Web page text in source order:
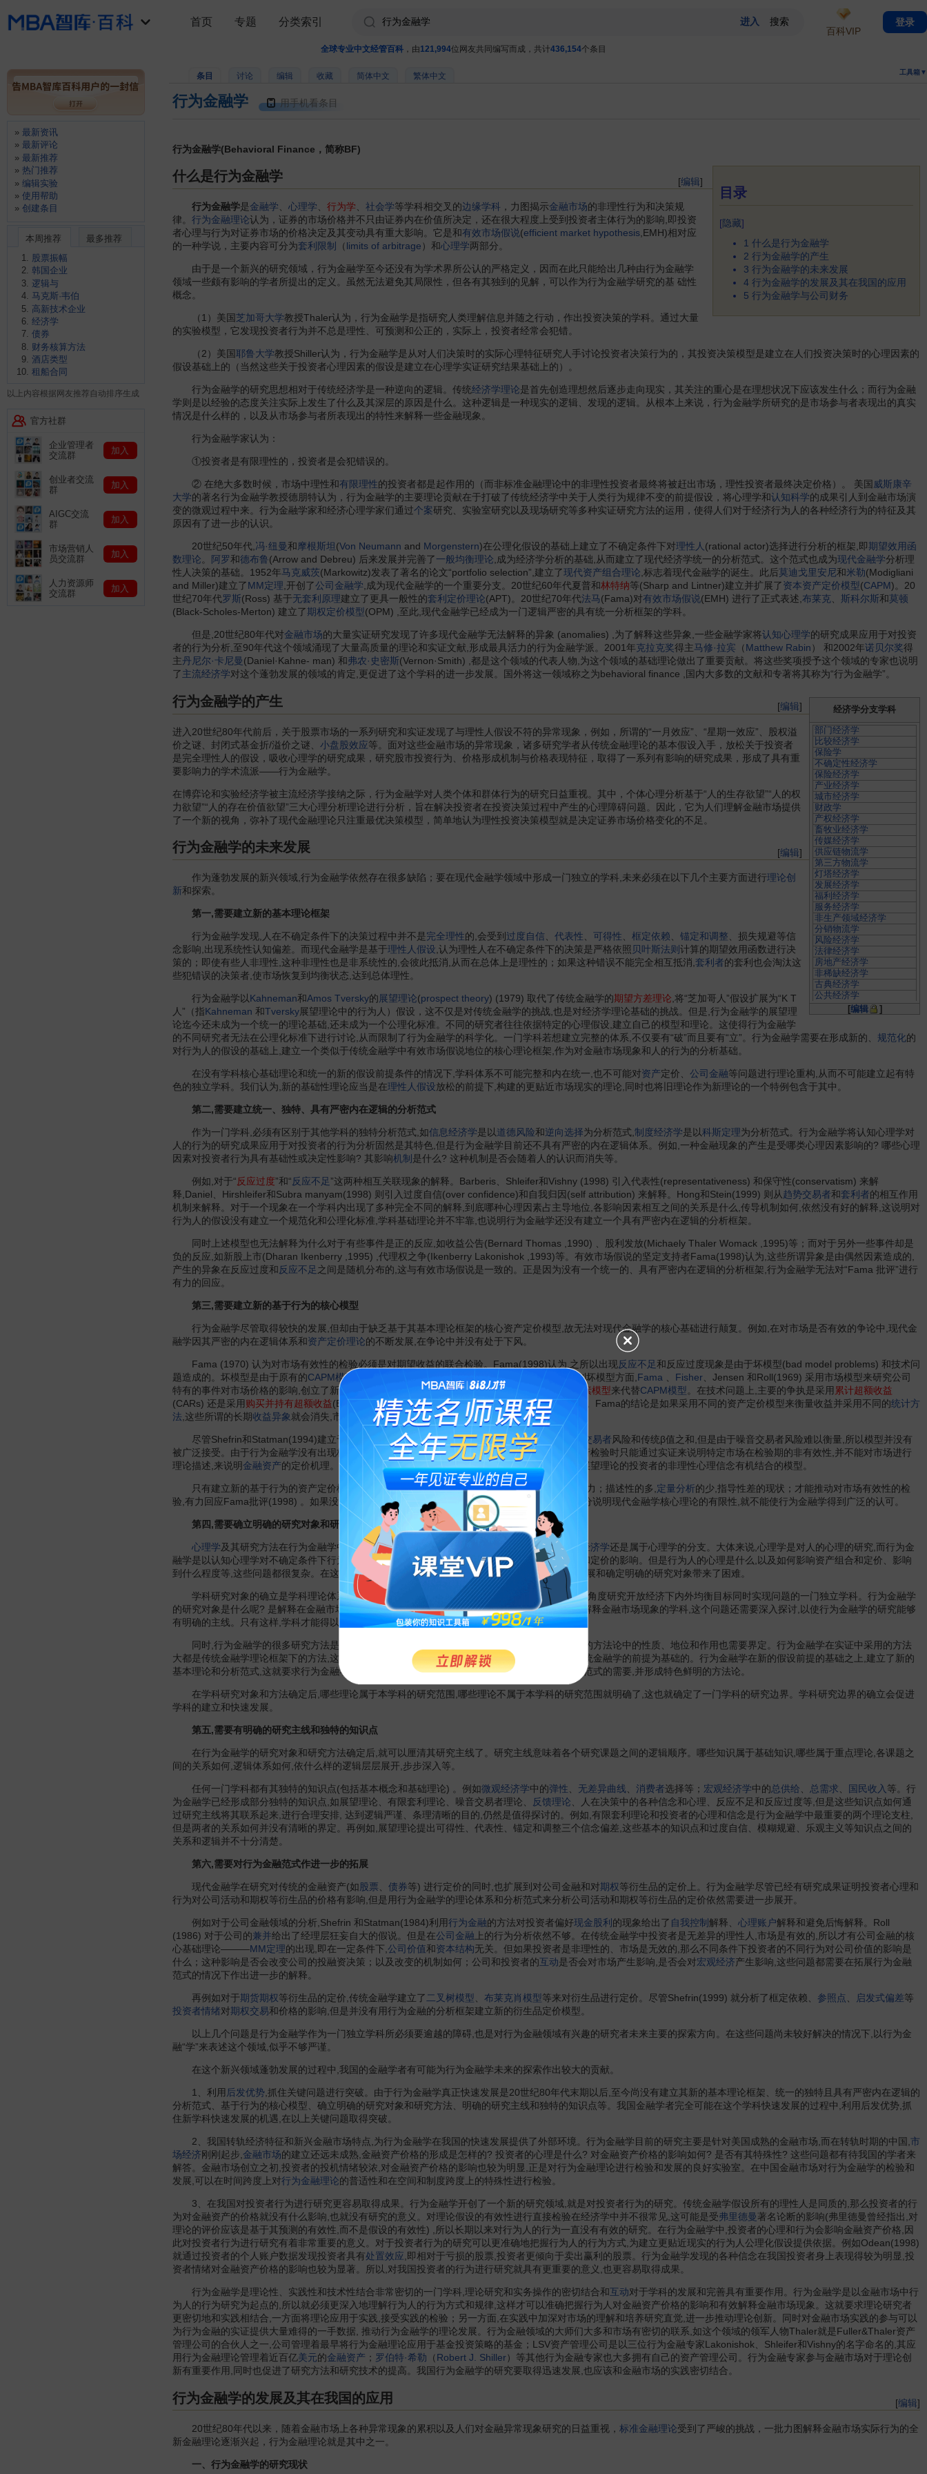
全球专业中文经管百科 ，由121,994位网友共同编写而成，共计436,154个条目
条目 讨论 编辑 收藏 简体中文 繁体中文 工具箱▼
行为金融学 用手机看条目
行为金融学(Behavioral Finance，简称BF)
目录
[隐藏]
1 什么是行为金融学
2 行为金融学的产生
3 行为金融学的未来发展
4 行为金融学的发展及其在我国的应用
5 行为金融学与公司财务
[编辑]
什么是行为金融学
行为金融学是金融学、 心理学、 行为学、 社会学等学科相交叉的边缘学科 ，力图揭示金融市场的非理性行为和决策规
律。 行为金融理论认为，证券的市场价格并不只由证券内在价值所决定，还在很大程度上受到投资者主体行为的影响,即投资
者心理与行为对证券市场的价格决定及其变动具有重大影响。它是和有效市场假说(efficient market hypothesis,EMH)相对应
的一种学说，主要内容可分为套利限制 （limits of arbitrage）和心理学两部分。
由于是一个新兴的研究领域，行为金融学至今还没有为学术界所公认的严格定义，因而在此只能给出几种由行为金融学
领域一些颇有影响的学者所提出的定义。虽然无法避免其局限性，但各有其独到的见解，可以作为行为金融学研究的基 础性
概念。
（1）美国芝加哥大学教授Thaler认为，行为金融学是指研究人类理解信息并随之行动，作出投资决策的学科。通过大量
的实验模型，它发现投资者行为并不总是理性、可预测和公正的，实际上，投资者经常会犯错。
（2）美国耶鲁大学教授Shiller认为，行为金融学是从对人们决策时的实际心理特征研究人手讨论投资者决策行为的，其投资决策模型是建立在人们投资决策时的心理因素的
假设基础上的（当然这些关于投资者心理因素的假设是建立在心理学实证研究结果基础上的）。
行为金融学的研究思想相对于传统经济学是一种逆向的逻辑。传统经济学理论是首先创造理想然后逐步走向现实，其关注的重心是在理想状况下应该发生什么；而行为金融
学则是以经验的态度关注实际上发生了什么及其深层的原因是什么。这种逻辑是一种现实的逻辑、发现的逻辑。从根本上来说，行为金融学所研究的是市场参与者表现出的真实
情况是什么样的，以及从市场参与者所表现出的特性来解释一些金融现象。
行为金融学家认为：
①投资者是有限理性的，投资者是会犯错误的。
② 在绝大多数时候，市场中理性和有限理性的投资者都是起作用的（而非标准金融理论中的非理性投资者最终将被赶出市场，理性投资者最终决定价格）。 美国 威斯康辛
大学的著名行为金融学教授德朋特认为，行为金融学的主要理论贡献在于打破了传统经济学中关于人类行为规律不变的前提假设，将心理学和认知科学的成果引人到金融市场演
变的微观过程中来。行为金融学家和经济心理学家们通过个案研究、实验室研究以及现场研究等多种实证研究方法的运用，使得人们对于经济行为人的各种经济行为的特征及其
原因有了进一步的认识。
20世纪50年代,冯·纽曼和摩根斯坦(Von Neumann and Morgenstern)在公理化假设的基础上建立了不确定条件下对理性人 (rational actor)选择进行分析的框架,即期望效用函
数理论。 阿罗和德布鲁(Arrow and Debreu) 后来发展并完善了一般均衡理论,成为经济学分析的基础,从而建立了现代经济学统一的分析范式。这个范式也成为现代金融学分析理
性人决策的基础。1952年马克威茨(Markowitz)发表了著名的论文“portfolio selection”,建立了现代资产组合理论,标志着现代金融学的诞生。此后莫迪戈里安尼和米勒(Modigliani
and Miller)建立了MM定理,开创了公司金融学,成为现代金融学的一个重要分支。20世纪60年代夏普和林特纳等(Sharp and Lintner)建立并扩展了资本资产定价模型(CAPM)。20
世纪70年代罗斯(Ross) 基于无套利原理建立了更具一般性的套利定价理论(APT)。20世纪70年代法马(Fama)对有效市场假说(EMH) 进行了正式表述,布莱克、 斯科尔斯和莫顿
(Black-Scholes-Merton) 建立了期权定价模型(OPM) ,至此,现代金融学已经成为一门逻辑严密的具有统一分析框架的学科。
但是,20世纪80年代对金融市场的大量实证研究发现了许多现代金融学无法解释的异象 (anomalies) ,为了解释这些异象,一些金融学家将认知心理学的研究成果应用于对投资
者的行为分析,至90年代这个领域涌现了大量高质量的理论和实证文献,形成最具活力的行为金融学派。2001年克拉克奖得主马修·拉宾 （Matthew Rabin） 和2002年诺贝尔奖得
主丹尼尔·卡尼曼(Daniel·Kahne- man) 和弗农·史密斯(Vernon·Smith) ,都是这个领域的代表人物,为这个领域的基础理论做出了重要贡献。将这些奖项授予这个领域的专家也说明
了主流经济学对这个蓬勃发展的领域的肯定,更促进了这个学科的进一步发展。国外将这一领域称之为behavioral finance ,国内大多数的文献和专著将其称为“行为金融学”。
经济学分支学科
部门经济学
比较经济学
保险学
不确定性经济学
保险经济学
产业经济学
城市经济学
财政学
产权经济学
畜牧业经济学
传媒经济学
供应链物流学
第三方物流学
灯塔经济学
发展经济学
福利经济学
服务经济学
非生产领域经济学
分销物流学
风险经济学
法律经济学
房地产经济学
非稀缺经济学
古典经济学
公共经济学
国际经济学
规模经济学
公司金融学
工业经济学
国土经济学
过剩经济学
国际金融学
公共管理学
环境经济学
后勤学
混沌经济学
计量经济学
结构经济学
教育经济学
经营经济学
基本建设经济学
金融工程学
实验金融学
金融市场学
经济控制论
价格经济学
建筑经济学
金融经济学
经济伦理学
经济地理学
经济社会学
家庭经济学
科学经济学
凯恩斯经济学
空间经济学
开发经济学
会计公共关系学
劳动经济学
劳务经济学
劳权经济学
农村经济学
农业经济学
新经济地理学
品牌生态学
品牌经济学
品牌学
区域经济学
歧视经济学
人事管理经济学
生产力经济学
数量经济学
世界经济学
实证经济学
实验经济学
商业经济学
水利经济学
商业地理学
投入产出经济学
土地经济学
图书馆经济学
微观经济学
物流管理学
物流学
物流技术学
物流会计学
物流经济学
维基经济学
微观信息经济学
消费经济学
心理经济学
信息经济学
新制度经济学
行为经济学
现代物流学
宪政经济学
新货币经济学
新自由主义经济学
[编辑 ]
[编辑]
行为金融学的产生
进入20世纪80年代前后，关于股票市场的一系列研究和实证发现了与理性人假设不符的异常现象，例如，所谓的“一月效应”、“星期一效应”、股权溢
价之谜、封闭式基金折/溢价之谜、 小盘股效应等。面对这些金融市场的异常现象，诸多研究学者从传统金融理论的基本假设入手，放松关于投资者
是完全理性人的假设，吸收心理学的研究成果，研究股市投资行为、价格形成机制与价格表现特征，取得了一系列有影响的研究成果，形成了具有重
要影响力的学术流派——行为金融学。
在博弈论和实验经济学被主流经济学接纳之际，行为金融学对人类个体和群体行为的研究日益重视。其中，个体心理分析基于“人的生存欲望”“人的权
力欲望”“人的存在价值欲望”三大心理分析理论进行分析，旨在解决投资者在投资决策过程中产生的心理障碍问题。因此，它为人们理解金融市场提供
了一个新的视角，弥补了现代金融理论只注重最优决策模型，简单地认为理性投资决策模型就是决定证券市场价格变化的不足。
[编辑]
行为金融学的未来发展
作为蓬勃发展的新兴领域,行为金融学依然存在很多缺陷；要在现代金融学领域中形成一门独立的学科,未来必须在以下几个主要方面进行理论创
新和探索。
第一,需要建立新的基本理论框架
行为金融学发现,人在不确定条件下的决策过程中并不是完全理性的,会受到 过度自信、 代表性、 可得性、 框定依赖、 锚定和调整、损失规避等信
念影响,出现系统性认知偏差。而现代金融学是基于理性人假设,认为理性人在不确定条件下的决策是严格依照 贝叶斯法则 计算的期望效用函数进行决
策的；即使有些人非理性,这种非理性也是非系统性的,会彼此抵消,从而在总体上是理性的；如果这种错误不能完全相互抵消,套利者的套利也会淘汰这
些犯错误的决策者,使市场恢复到均衡状态,达到总体理性。
行为金融学以Kahneman和Amos Tversky的 展望理论(prospect theory) (1979) 取代了传统金融学的期望方差理论,将“芝加哥人”假设扩展为“K T
人”（指Kahneman 和Tversky展望理论中的行为人）假设，这不仅是对传统金融学的挑战,也是对经济学理论基础的挑战。但是,行为金融学的展望理
论迄今还未成为一个统一的理论基础,还未成为一个公理化标准。不同的研究者往往依据特定的心理假设,建立自己的模型和理论。这使得行为金融学
的不同研究者无法在公理化标准下进行讨论,从而限制了行为金融学的科学化。一门学科若想建立完整的体系,不仅要有“破”而且要有“立”。行为金融学需要在形成新的、 规范化的
对行为人的假设的基础上,建立一个类似于传统金融学中有效市场假说地位的核心理论框架,作为对金融市场现象和人的行为的分析基础。
在没有学科核心基础理论和统一的新的假设前提条件的情况下,学科体系不可能完整和内在统一,也不可能对资产定价、 公司金融等问题进行理论重构,从而不可能建立起有特
色的独立学科。我们认为,新的基础性理论应当是在理性人假设放松的前提下,构建的更贴近市场现实的理论,同时也将旧理论作为新理论的一个特例包含于其中。
第二,需要建立统一、独特、具有严密内在逻辑的分析范式
作为一门学科,必须有区别于其他学科的独特分析范式,如信息经济学是以道德风险和逆向选择为分析范式,制度经济学是以科斯定理为分析范式。行为金融学将认知心理学对
人的行为的研究成果应用于对投资者的行为分析固然是其特色,但是行为金融学目前还不具有严密的内在逻辑体系。例如,一种金融现象的产生是受哪类心理因素影响的? 哪些心理
因素对投资者行为具有基础性或决定性影响? 其影响机制 是什么? 这种机制是否会随着人的认识而消失等。
例如,对于“反应过度”和“反应不足”这两种相互关联现象的解释。Barberis、Shleifer和Vishny (1998) 引入代表性(representativeness) 和保守性(conservatism) 来解
释,Daniel、Hirshleifer和Subra manyam(1998) 则引入过度自信(over confidence)和自我归因(self attribution) 来解释。Hong和Stein(1999) 则从趋势交易者和套利者的相互作用
机制来解释。对于一个现象在一个学科内出现了多种完全不同的解释,到底哪种心理因素占主导地位,各影响因素相互之间的关系是什么,传导机制如何,依然没有好的解释,这说明对
行为人的假设没有建立一个规范化和公理化标准,学科基础理论并不牢靠,也说明行为金融学还没有建立一个具有严密内在逻辑的分析框架。
同时上述模型也无法解释为什么对于有些事件是正的反应,如收益公告(Bernard Thomas ,1990) 、股利发放(Michaely Thaler Womack ,1995)等；而对于另外一些事件却是
负的反应,如新股上市(Dharan Ikenberry ,1995) ,代理权之争(Ikenberry Lakonishok ,1993)等。有效市场假说的坚定支持者Fama(1998)认为,这些所谓异象是由偶然因素造成的,
产生的异象在反应过度和反应不足之间是随机分布的,这与有效市场假说是一致的。正是因为没有一个统一的、具有严密内在逻辑的分析框架,行为金融学无法对“Fama 批评”进行
有力的回应。
第三,需要建立新的基于行为的核心模型
行为金融学尽管取得较快的发展,但却由于缺乏基于其基本理论框架的核心资产定价模型,故无法对现代金融学的核心基础进行颠复。例如,在对市场是否有效的争论中,现代金
融学因其严密的内在逻辑体系和资产定价理论的不断发展,在争论中并没有处于下风。
Fama (1970) 认为对市场有效性的检验必须是对期望收益的联合检验。Fama(1998)认为,之所以出现反应不足和反应过度现象是由于坏模型(bad model problems) 和技术问
题造成的。坏模型是由于原有的CAPM模型 和模型预测的系统性偏差。在限制坏模型方面,Fama 、 Fisher、Jensen 和Roll(1969) 采用市场模型来研究公司
特有的事件对市场价格的影响,创立了新的事件分析的研究方法；Fama和French(1996) 建立
三要素模型来代替CAPM模型。在技术问题上,主要的争执是采用 累计超额收益
(CARs) 还是采用 购买并持有超额收益(BHARs) ；统计偏差；是采用价值权重还是等值权重等方面。Fama的结论是如果采用不同的资产定价模型来衡量收益并采用不同的统计方
法,这些所谓的长期收益异象就会消失,市场依然是有效的。
尽管Shefrin和Statman(1994)建立于 行为资产定价模型(BAPM) ,将CAPM中的β值扩大为 噪音交易者 风险和传统β值之和,但是由于噪音交易者风险难以衡量,所以模型并没有
被广泛接受。由于行为金融学没有出现核心的基于行为的资产定价模型,因此在对于市场有效性进行检验时只能通过实证来说明特定市场在检验期的非有效性,并不能对市场进行
理论描述,来说明金融资产的定价机理。未来行为金融学的核心模型可能是将有限套利理论 和基于展望理论的投资者的非理性心理信念有机结合的模型。
只有建立新的基于行为的资产定价模型,才能改变行为金融学实证多,核心理论模型少,缺乏解释力；描述性的多,定量分析的少,指导性差的现状；才能推动对市场有效性的检
验,有力回应Fama批评(1998) 。如果没有建立基于行为的资产定价模型,就不能从理论和实证上充分说明现代金融学核心理论的有限性,就不能使行为金融学得到广泛的认可。
第四,需要确立明确的研究对象和研究方法
心理学及其研究方法在行为金融学中的地位和作用是需要界定的,这决定了行为金融学是属于经济学还是属于心理学的分支。大体来说,心理学是对人的心理的研究,而行为金
融学是以认知心理学对不确定条件下行为人的决策的研究成果为基础的,研究人的心理对资产组合
和定价的影响。但是行为人的心理是什么,以及如何影响资产组合和定价、影响
到什么程度等,这些问题都很复杂。在这个新兴的领域里,没有成熟的成果可以利用,这就给学科的发展和确定明确的研究对象带来了困难。
学科研究对象的确立是学科理论体系构建和框架安排的基础。比如国际金融学
就是从货币金融角度研究开放经济下内外均衡目标同时实现问题的一门独立学科。行为金融学
的研究对象是什么呢? 是解释在金融市场中人的实际行为的学科,或是对异象进行解释的学科,还是解释金融市场现象的学科,这个问题还需要深入探讨,以使行为金融学的研究能够
有明确的主线。只有这样,学科才能得以迅速的发展,有较大的创新。
同时,行为金融学的很多研究方法是采用
中的实验方法,这种研究方法在行为金融学的方法论中的性质、地位和作用也需要界定。行为金融学在实证中采用的方法
大都是传统金融学理论框架下的方法,这些方法有些是与传统 金融理论相适应而发展的,或者是以传统金融学的前提为基础的。行为金融学在新的假设前提的基础之上,建立了新的
基本理论和分析范式,这就要求行为金融学创新出新的基于其核心理论的研究方法,以适应新的分析范式的需要,并形成特色鲜明的方法论。
在学科研究对象和方法确定后,哪些理论属于本学科的研究范围,哪些理论不属于本学科的研究范围就明确了,这也就确定了一门学科的研究边界。学科研究边界的确立会促进
学科的建立和快速发展。
第五,需要有明确的研究主线和独特的知识点
在行为金融学的研究对象和研究方法确定后,就可以厘清其研究主线了。研究主线意味着各个研究课题之间的逻辑顺序。哪些知识属于基础知识,哪些属于重点理论,各课题之
间的关系如何,逻辑体系如何,依什么样的逻辑层层展开,步步深入等。
任何一门学科都有其独特的知识点(包括基本概念和基础理论) 。例如微观经济学中的弹性、 无差异曲线、 消费者选择等； 宏观经济学中的总供给、 总需求、 国民收入等。行
为金融学已经形成部分独特的知识点,如展望理论、有限套利理论、噪音交易者理论、
反馈理论、人在决策中的各种信念和心理、反应不足和反应过度等,但是这些知识点如何通
过研究主线将其联系起来,进行合理安排, 达到逻辑严谨、条理清晰的目的,仍然是值得探讨的。例如,有限套利理论和投资者的心理和信念是行为金融学中最重要的两个理论支柱,
但是两者的关系如何并没有清晰的界定。再例如,展望理论提出可得性、代表性、锚定和调整三个信念偏差,这些基本的知识点和过度自信、模糊规避、乐观主义等知识点之间的
关系和逻辑并不十分清楚。
第六,需要对行为金融范式作进一步的拓展
现代金融学在研究对传统的金融资产(如股票、 债券等) 进行定价的同时,也扩展到对公司金融和对期权等衍生品的定价上。行为金融学尽管已经有研究成果证明投资者心理和
行为对公司活动和期权等衍生品的价格有影响,但是用行为金融学的理论体系和分析范式来分析公司活动和期权等衍生品的定价依然需要进一步展开。
例如对于公司金融领域的分析,Shefrin 和Statman(1984)利用行为金融的方法对投资者偏好现金股利 的现象给出了 自我控制 解释、 心理账户解释和避免后悔解释。Roll
(1986) 对于公司的兼并给出了经理层狂妄自大的假说。但是在公司金融 上的行为分析依然不够。在传统金融学中投资者是无差异的理性人,市场是有效的,所以才有公司金融的核
心基础理论———MM定理的出现,即在一定条件下,公司价值和资本结构无关。但如果投资者是非理性的、市场是无效的,那么不同条件下投资者的不同行为对公司价值的影响是
什么；这种影响是否会改变公司的投融资决策；以及改变的机制如何；公司和投资者的互动是否会对市场产生影响,是否会对宏观经济产生影响,这些问题都需要在拓展行为金融
范式的情况下作出进一步的解释。
再例如对于期货期权等衍生品的定价,传统金融学建立了二叉树模型、 布莱克肖模型等来对衍生品进行定价。尽管Shefrin(1999) 就分析了框定依赖、 参照点、 启发式偏差等
投资者情绪对期权交易和价格的影响,但是并没有用行为金融的分析框架建立新的衍生品定价模型。
以上几个问题是行为金融学作为一门独立学科所必须要逾越的障碍,也是对行为金融领域有兴趣的研究者未来主要的探索方向。在这些问题尚未较好解决的情况下,以行为金
融“学”来表述这个领域,似乎不够严谨。
在这个新兴领域蓬勃发展的过程中,我国的金融学者有可能为行为金融学未来的探索作出较大的贡献。
1、利用 后发优势,抓住关键问题进行突破。由于行为金融学真正快速发展是20世纪80年代末期以后,至今尚没有建立其新的基本理论框架、统一的独特且具有严密内在逻辑的
分析范式、基于行为的核心模型、确立明确的研究对象和研究方法、明确的研究主线和独特的知识点等。我国金融学者完全可能在这个学科快速发展的过程中,利用后发优势,抓
住新学科快速发展的机遇,在以上关键问题取得突破。
2、我国转轨经济特征和新兴金融市场特点,为行为金融学在我国的快速发展提供了外部环境。行为金融学目前的研究主要是针对美国成熟的金融市场,而在转轨时期的中国,市
场经济刚刚起步,金融市场的建立还远未成熟,金融资产价格的形成是怎样的? 投资者的心理是什么? 对金融资产价格的影响如何? 是否有其特殊性? 这些问题都有待我国的学者来
解答。金融市场创立之初,投资者的投机情绪较浓,对金融资产价格的影响也较为明显,正是对行为金融理论进行检验和发展的良好实验室。在中国金融市场对行为金融学的检验和
发展,可以在时间跨度上对行为金融理论的普适性和在空间和制度跨度上的特殊性进行检验。
3、在我国对投资者行为进行研究更容易取得成果。行为金融学开创了一个新的研究领域,就是对投资者行为的研究。传统金融学假设所有的理性人是同质的,那么投资者的行
为对金融资产的价格就没有什么影响,也就没有研究的意义。对理论假设的有效性进行直接检验在经济学中并不很常见,这可能是受弗里德曼著名论断的影响(弗里德曼曾经指出,对
理论的评价应该是基于其预测的有效性,而不是假设的有效性) ,所以长期以来对行为人的行为一直没有有效的研究。在行为金融学中,投资者的心理和行为会影响金融资产价格,因
此对投资者行为进行研究有着非常重要的意义。对于投资者行为的研究可以更准确地把握行为人的行为方式,为建立更贴近现实的行为人公理化假设提供依据。例如Odean(1998)
就通过投资者的个人账户数据发现投资者具有处置效应,即相对于亏损的股票,投资者更倾向于卖出赢利的股票。行为金融学发现的各种信念在我国投资者身上表现得较为明显,投
资者情绪对金融资产价格的影响也较为显著。所以,对我国投资者的行为进行研究就具有更重要的意义,也更容易取得成果。
行为金融学是理论性、实践性和技术性结合非常密切的一门学科,理论研究和实务操作的密切结合和互动对于学科的发展和完善具有重要作用。行为金融学是以金融市场中行
为人的行为研究为起点的,所以就必须更深入地理解行为人的行为方式和规律,这样才可以准确把握行为人对金融资产价格的影响和有效解释金融市场现象。这就要求理论研究者
更密切地和实践相结合,一方面将理论应用于实践,接受实践的检验；另一方面,在实践中加深对市场的理解和培养研究直觉,进一步推动理论创新。同时对金融市场实践的参与可以
为行为金融的实证提供大量难得的一手数据, 推动行为金融学的理论发展。行为金融领域的大师们大多和市场有密切的联系,如这个领域的领军人物Thaler就是Fuller&Thaler资产
管理公司的合伙人之一,公司管理着最早将行为金融理论应用于基金投资策略的基金；LSV资产管理公司是以三位行为金融专家Lakonishok、Shleifer和Vishny的名字命名的,其应
用行为金融理论管理着近百亿美元的金融资产 ； 罗伯特·希勒 （Robert J. Shiller）等其他行为金融专家也大多拥有自己的资产管理公司。行为金融专家参与金融市场对于理论创
新有重要作用,同时也促进了研究方法和研究技术的提高。我国行为金融学的研究要取得迅速发展,也应该和金融市场的实践密切结合。
[编辑]
行为金融学的发展及其在我国的应用
20世纪80年代以来，随着金融市场上各种异常现象的累积以及人们对金融异常现象研究的日益重视， 标准金融理论受到了严峻的挑战，一批力图解释金融市场实际行为的全
新金融理论逐渐兴起，行为金融理论就是其中之一。
一、行为金融学的研究现状
首页 专题 分类索引
百科VIP
登录
最新资讯
最新评论
最新推荐
热门推荐
编辑实验
使用帮助
创建条目
本周推荐
最多推荐
股票振幅
韩国企业
逻辑与
马克斯·韦伯
高新技术企业
经济学
债券
财务核算方法
酒店类型
租船合同
以上内容根据网友推荐自动排序生成
官方社群
企业管理者
交流群
加入
创业者交流
群
加入
AIGC交流
群
加入
市场营销人
员交流群
加入
人力资源师
交流群
加入